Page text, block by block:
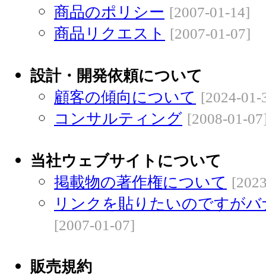
商品のポリシー [2007-01-14]
商品リクエスト [2007-01-07]
設計・開発依頼について
顧客の傾向について [2024-01-
コンサルティング [2008-01-
当社ウェブサイトについて
掲載物の著作権について
リンクを貼りたいのですが
[2007-01-07]
販売規約